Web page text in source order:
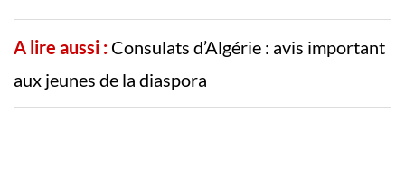
A lire aussi : Consulats d’Algérie : avis important
aux jeunes de la diaspora